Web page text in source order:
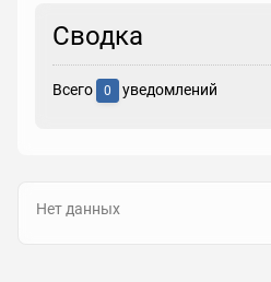
Сводка
Всего 0 уведомлений
Нет данных